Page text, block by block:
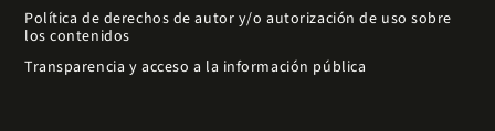
Política de derechos de autor y/o autorización de uso sobre
los contenidos
Transparencia y acceso a la información pública